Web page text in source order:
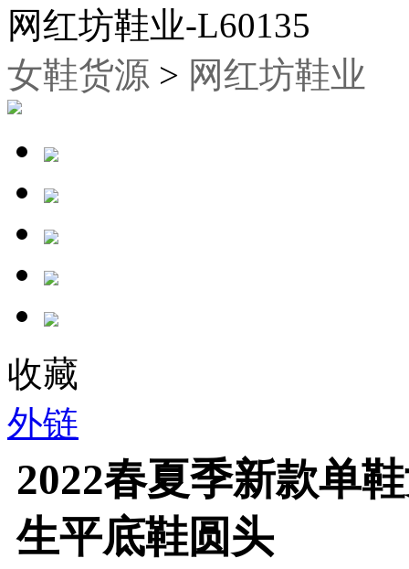
网红坊鞋业-L60135
女鞋货源 > 网红坊鞋业
收藏
外链
2022春夏季新款单
生平底鞋圆头